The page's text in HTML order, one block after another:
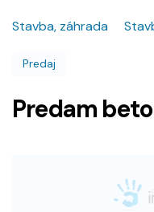
Stavba, záhrada
Predaj
Predam